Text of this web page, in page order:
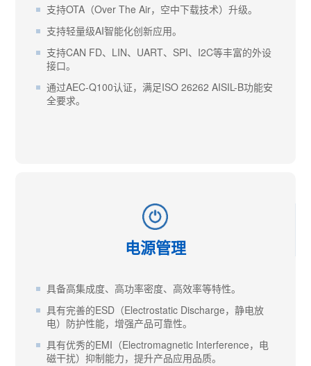
支持OTA（Over The Air，空中下载技术）升级。
支持轻量级AI智能化创新应用。
支持CAN FD、LIN、UART、SPI、I2C等丰富的外设
接口。
通过AEC-Q100认证，满足ISO 26262 AISIL-B功能安
全要求。
电源管理
具备高集成度、高功率密度、高效率等特性。
具有完善的ESD（Electrostatic Discharge，静电放
电）防护性能，增强产品可靠性。
具有优秀的EMI（Electromagnetic Interference，电
磁干扰）抑制能力，提升产品应用品质。